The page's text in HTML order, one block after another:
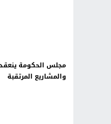
مجلس الحكومة ينعقد
والمشاريع المرتقبة